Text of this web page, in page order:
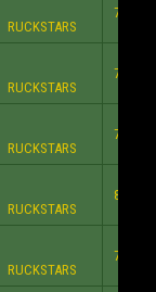
RUCKSTARS
7:30
RUCKSTARS
7:30
RUCKSTARS
7:30
RUCKSTARS
8:30
RUCKSTARS
7:30